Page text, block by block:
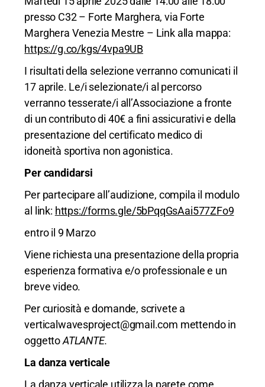
presso C32 – Forte Marghera, via Forte
Marghera Venezia Mestre – Link alla mappa:
https://g.co/kgs/4vpa9UB
I risultati della selezione verranno comunicati il
17 aprile. Le/i selezionate/i al percorso
verranno tesserate/i all’Associazione a fronte
di un contributo di 40€ a fini assicurativi e della
presentazione del certificato medico di
idoneità sportiva non agonistica.
Per candidarsi
Per partecipare all’audizione, compila il modulo
al link: https://forms.gle/5bPqqGsAai577ZFo9
entro il 9 Marzo
Viene richiesta una presentazione della propria
esperienza formativa e/o professionale e un
breve video.
Per curiosità e domande, scrivete a
verticalwavesproject@gmail.com mettendo in
oggettoATLANTE.
La danza verticale